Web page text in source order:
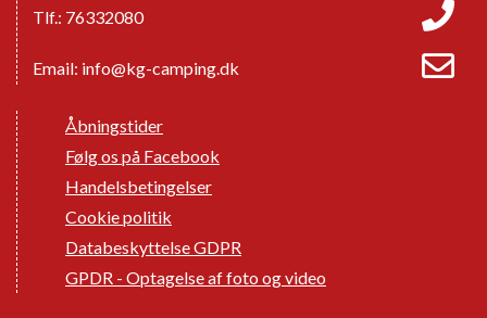
Tlf.: 76332080
Email: info@kg-camping.dk
Åbningstider
Følg os på Facebook
Handelsbetingelser
Cookie politik
Databeskyttelse GDPR
GPDR - Optagelse af foto og video